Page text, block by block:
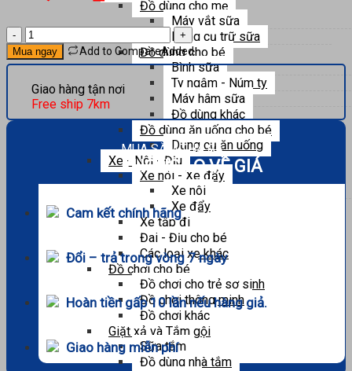
Đồ dùng cho mẹ
Máy vắt sữa
Dụng cụ trữ sữa
Đồ dùng cho bé
Bình sữa
Ty ngậm - Núm ty
Máy hâm sữa
Đồ dùng khác
Đồ dùng ăn uống cho bé
Dụng cụ ăn uống
Xe - Nôi - Địu
Xe nôi - Xe đẩy
Xe nôi
Xe đẩy
Xe tập đi
Đai - Địu cho bé
Các loại xe khác
Đồ chơi cho bé
Đồ chơi cho trẻ sơ sinh
Đồ chơi thông minh
Đồ chơi khác
Giặt xả và Tắm gội
Sữa tắm
Đồ dùng nhà tắm
Dokma
-
Bộ
chặn
DS106
số
Mua ngay Add to CompareAdded
Giao hàng tận nơi
Free ship 7km
MUA SẮM THẢ GA
KHÔNG LO VỀ GIÁ
Cam kết chính hãng
Đổi – trả trong vòng 7 ngày
Hoàn tiền gấp 10 lần nếu hàng giả.
Giao hàng miễn phí